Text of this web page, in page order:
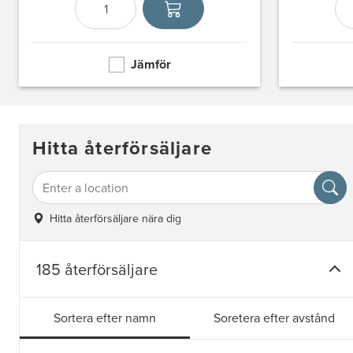
Antal
Välj enhet
Jämför
Hitta återförsäljare
Hitta återförsäljare nära dig
185 återförsäljare
Sortera efter namn Soretera efter avstånd